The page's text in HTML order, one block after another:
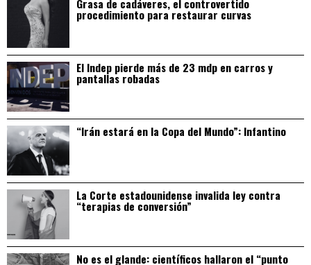
Grasa de cadáveres, el controvertido
procedimiento para restaurar curvas
El Indep pierde más de 23 mdp en carros y
pantallas robadas
“Irán estará en la Copa del Mundo”: Infantino
La Corte estadounidense invalida ley contra
“terapias de conversión”
No es el glande: científicos hallaron el “punto